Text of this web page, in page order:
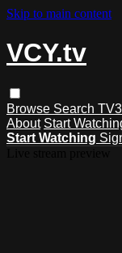
Skip to main content
VCY.tv
Browse Search
About Start
Start Watching